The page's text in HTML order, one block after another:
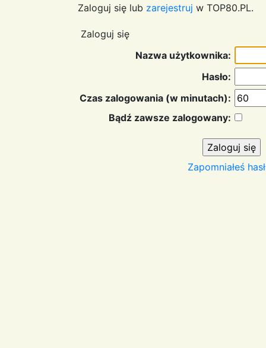
Zaloguj się lub zarejestruj w TOP80.PL.
Zaloguj się
Nazwa użytkownika:
Hasło:
Czas zalogowania (w minutach):
Bądź zawsze zalogowany:
Zapomniałeś